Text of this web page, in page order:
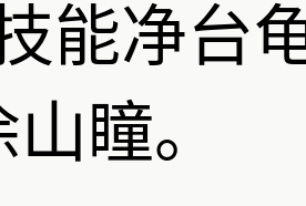
净台
瞳。